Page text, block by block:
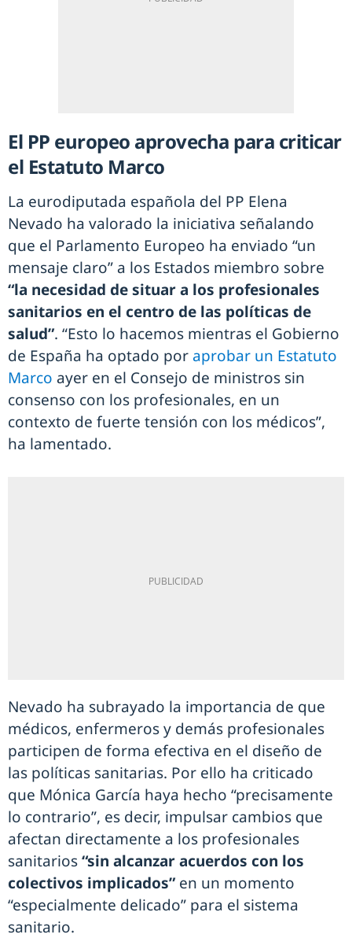
El PP europeo aprovecha para criticar
el Estatuto Marco
La eurodiputada española del PP Elena
Nevado ha valorado la iniciativa señalando
que el Parlamento Europeo ha enviado “un
mensaje claro” a los Estados miembro sobre
“la necesidad de situar a los profesionales
sanitarios en el centro de las políticas de
salud”. “Esto lo hacemos mientras el Gobierno
de España ha optado por aprobar un Estatuto
Marco ayer en el Consejo de ministros sin
consenso con los profesionales, en un
contexto de fuerte tensión con los médicos”,
ha lamentado.
Nevado ha subrayado la importancia de que
médicos, enfermeros y demás profesionales
participen de forma efectiva en el diseño de
las políticas sanitarias. Por ello ha criticado
que Mónica García haya hecho “precisamente
lo contrario”, es decir, impulsar cambios que
afectan directamente a los profesionales
sanitarios“sin alcanzar acuerdos con los
colectivos implicados” en un momento
“especialmente delicado” para el sistema
sanitario.